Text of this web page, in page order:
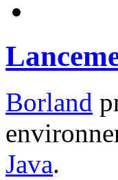
Borland
Java.